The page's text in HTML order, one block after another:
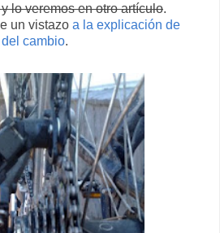
lo veremos en otro artículo.
un vistazo a la explicación de
cambio.